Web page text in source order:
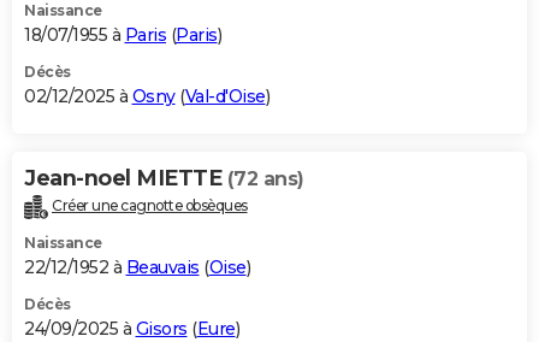
Naissance
18/07/1955 à Paris (Paris)
Décès
02/12/2025 à Osny(Val-d'Oise)
Jean-noel MIETTE (72 ans)
Créer une cagnotte obsèques
Naissance
22/12/1952 à Beauvais (Oise)
Décès
24/09/2025 à Gisors (Eure)